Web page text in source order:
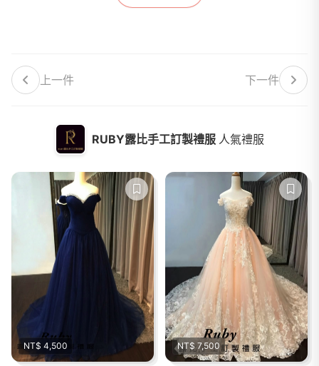
上一件 下一件
RUBY露比手工訂製禮服 人氣禮服
NT$ 4,500 NT$ 7,500